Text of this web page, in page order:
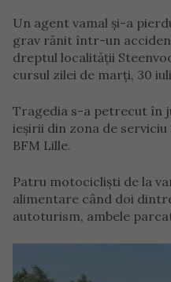
Un agent vamal și-a
grav rănit într-un
dreptul localității
cursul zilei de marți, 30
Tragedia s-a petrecut în
ieșirii din zona de
BFM Lille.
Patru motocicliști de la
alimentare când doi
autoturism, ambele